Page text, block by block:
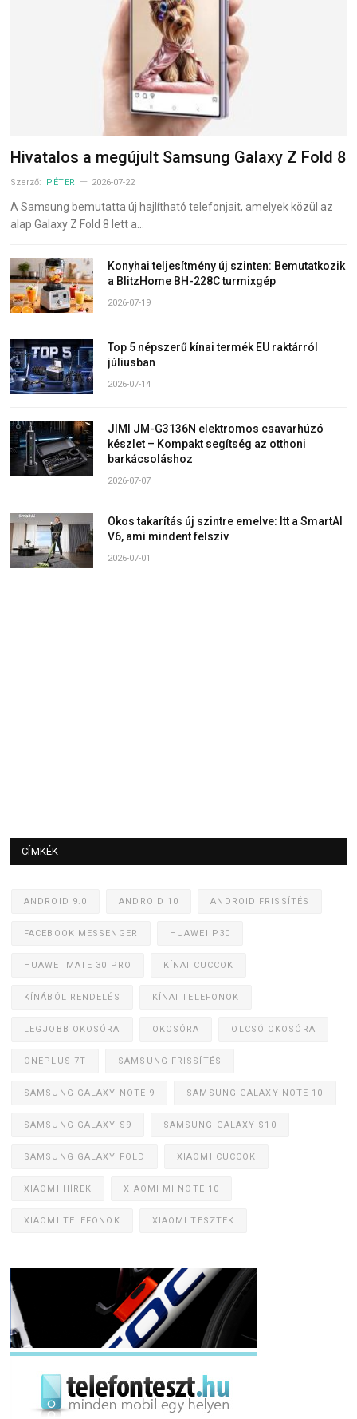
Hivatalos a megújult Samsung Galaxy Z Fold 8
Szerző: PÉTER 2026-07-22
A Samsung bemutatta új hajlítható telefonjait, amelyek közül az
alap Galaxy Z Fold 8 lett a…
Konyhai teljesítmény új szinten: Bemutatkozik
a BlitzHome BH-228C turmixgép
2026-07-19
Top 5 népszerű kínai termék EU raktárról
júliusban
2026-07-14
JIMI JM-G3136N elektromos csavarhúzó
készlet – Kompakt segítség az otthoni
barkácsoláshoz
2026-07-07
Okos takarítás új szintre emelve: Itt a SmartAI
V6, ami mindent felszív
2026-07-01
CÍMKÉK
ANDROID 9.0 ANDROID 10 ANDROID FRISSÍTÉS
FACEBOOK MESSENGER HUAWEI P30
HUAWEI MATE 30 PRO KÍNAI CUCCOK
KÍNÁBÓL RENDELÉS KÍNAI TELEFONOK
LEGJOBB OKOSÓRA OKOSÓRA OLCSÓ OKOSÓRA
ONEPLUS 7T SAMSUNG FRISSÍTÉS
SAMSUNG GALAXY NOTE 9 SAMSUNG GALAXY NOTE 10
SAMSUNG GALAXY S9 SAMSUNG GALAXY S10
SAMSUNG GALAXY FOLD XIAOMI CUCCOK
XIAOMI HÍREK XIAOMI MI NOTE 10
XIAOMI TELEFONOK XIAOMI TESZTEK